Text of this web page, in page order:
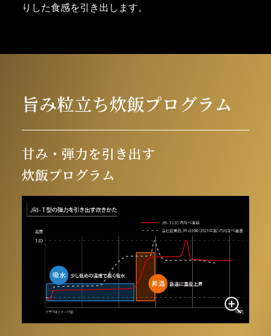
りした食感を引き出します。
旨み粒立ち炊飯プログラム
甘み・弾力を引き出す
炊飯プログラム